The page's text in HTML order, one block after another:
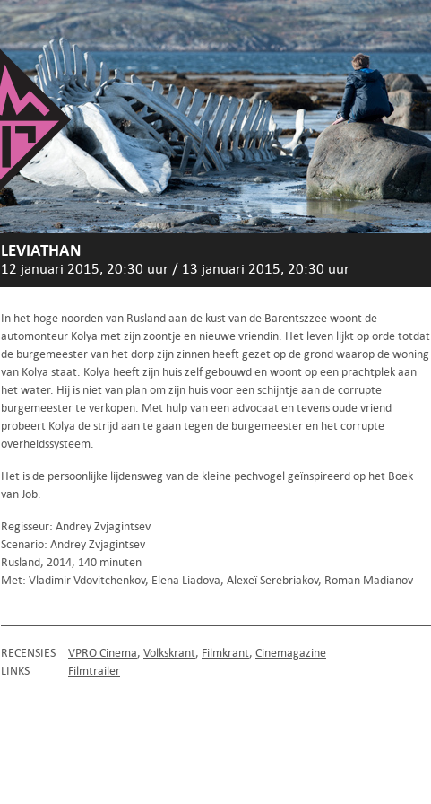
LEVIATHAN
12 januari 2015, 20:30 uur / 13 januari 2015, 20:30 uur
In het hoge noorden van Rusland aan de kust van de Barentszzee woont de
automonteur Kolya met zijn zoontje en nieuwe vriendin. Het leven lijkt op orde totdat
de burgemeester van het dorp zijn zinnen heeft gezet op de grond waarop de woning
van Kolya staat. Kolya heeft zijn huis zelf gebouwd en woont op een prachtplek aan
het water. Hij is niet van plan om zijn huis voor een schijntje aan de corrupte
burgemeester te verkopen. Met hulp van een advocaat en tevens oude vriend
probeert Kolya de strijd aan te gaan tegen de burgemeester en het corrupte
overheidssysteem.
Het is de persoonlijke lijdensweg van de kleine pechvogel geïnspireerd op het Boek
van Job.
Regisseur: Andrey Zvjagintsev
Scenario: Andrey Zvjagintsev
Rusland, 2014, 140 minuten
Met: Vladimir Vdovitchenkov, Elena Liadova, Alexeï Serebriakov, Roman Madianov
RECENSIES VPRO Cinema Volkskrant Filmkrant Cinemagazine
LINKS
Filmtrailer